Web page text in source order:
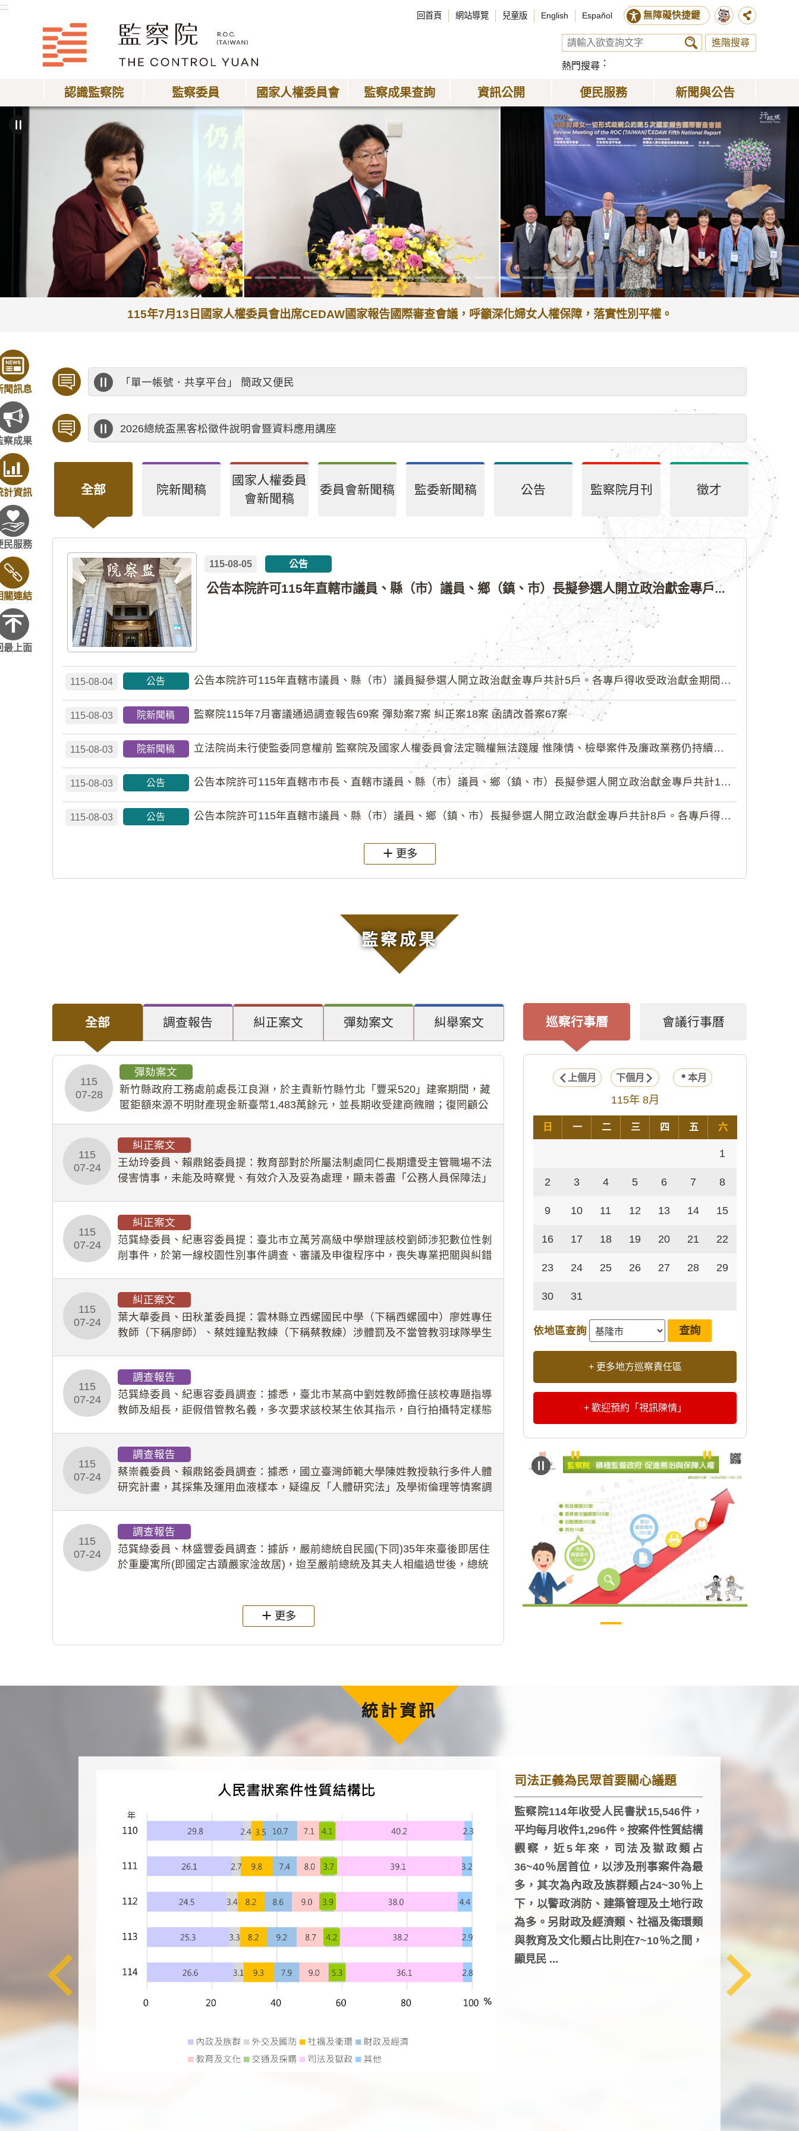
:::
回首頁 網站導覽 兒童版 English Español 無障礙快捷鍵
進階搜尋
熱門搜尋
認識監察院 監察委員 國家人權委員會 監察成果查詢 資訊公開 便民服務 新聞與公告
115年7月13日國家人權委員會出席CEDAW國家報告國際審查會議，呼籲深化婦女人權保障，落實性別平權。
聞訊息
察成果
計資訊
民服務
關連結
最上面
「單一帳號．共享平台」 簡政又便民
2026總統盃黑客松徵件說明會暨資料應用講座
全部 院新聞稿
國家人權委員
會新聞稿
委員會新聞稿 監委新聞稿 公告 監察院月刊 徵才
公告本院許可115年直轄市議員、縣（市）議員、鄉（鎮、市）長擬參選人開立政治獻金專戶共計8戶。各專戶得收受政治獻金期間為自專戶許可設立日起至115年11月27日止，專戶名冊詳如附件。
115-08-05 公告
115-08-04 公告 公告本院許可115年直轄市議員、縣（市）議員擬參選人開立政治獻金專戶共計5戶。各專戶得收受政治獻金期間為自...
115-08-03 院新聞稿 監察院115年7月審議通過調查報告69案 彈劾案7案 糾正案18案 函請改善案67案
115-08-03 院新聞稿 立法院尚未行使監委同意權前 監察院及國家人權委員會法定職權無法踐履 惟陳情、檢舉案件及廉政業務仍持續受理
115-08-03 公告 公告本院許可115年直轄市市長、直轄市議員、縣（市）議員、鄉（鎮、市）長擬參選人開立政治獻金專戶共計12戶...
115-08-03 公告 公告本院許可115年直轄市議員、縣（市）議員、鄉（鎮、市）長擬參選人開立政治獻金專戶共計8戶。各專戶得收受...
更多
監察成果
全部 調查報告 糾正案文 彈劾案文 糾舉案文
115
07-28
彈劾案文
新竹縣政府工務處前處長江良淵，於主責新竹縣竹北「豐采520」建案期間，藏
匿鉅額來源不明財產現金新臺幣1,483萬餘元，並長期收受建商餽贈；復罔顧公
115
07-24
糾正案文
王幼玲委員、賴鼎銘委員提：教育部對於所屬法制處同仁長期遭受主管職場不法
侵害情事，未能及時察覺、有效介入及妥為處理，顯未善盡「公務人員保障法」
115
07-24
糾正案文
范巽綠委員、紀惠容委員提：臺北市立萬芳高級中學辦理該校劉師涉犯數位性剝
削事件，於第一線校園性別事件調查、審議及申復程序中，喪失專業把關與糾錯
115
07-24
糾正案文
葉大華委員、田秋堇委員提：雲林縣立西螺國民中學（下稱西螺國中）廖姓專任
教師（下稱廖師）、蔡姓鐘點教練（下稱蔡教練）涉體罰及不當管教羽球隊學生
115
07-24
調查報告
范巽綠委員、紀惠容委員調查：據悉，臺北市某高中劉姓教師擔任該校專題指導
教師及組長，詎假借管教名義，多次要求該校某生依其指示，自行拍攝特定樣態
115
07-24
調查報告
蔡崇義委員、賴鼎銘委員調查：據悉，國立臺灣師範大學陳姓教授執行多件人體
研究計畫，其採集及運用血液樣本，疑違反「人體研究法」及學術倫理等情案調
115
07-24
調查報告
范巽綠委員、林盛豐委員調查：據訴，嚴前總統自民國(下同)35年來臺後即居住
於重慶寓所(即國定古蹟嚴家淦故居)，迨至嚴前總統及其夫人相繼過世後，總統
更多
巡察行事曆 會議行事曆
上個月 下個月 本月
115年 8月
日 一 二 三 四 五 六
1
2 3 4 5 6 7 8
9 10 11 12 13 14 15
16 17 18 19 20 21 22
23 24 25 26 27 28 29
30 31
依地區查詢
+ 更多地方巡察責任區
+ 歡迎預約「視訊陳情」
統計資訊
司法正義為民眾首要關心議題
監察院114年收受人民書狀15,546件，
平均每月收件1,296件。按案件性質結構
觀察，近5年來，司法及獄政類占
36~40％居首位，以涉及刑事案件為最
多，其次為內政及族群類占24~30％上
下，以警政消防、建築管理及土地行政
為多。另財政及經濟類、社福及衛環類
與教育及文化類占比則在7~10％之間，
顯見民 ...